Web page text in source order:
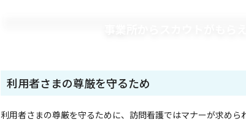
利用者さまの尊厳を守るため
利用者さまの尊厳を守るために、訪問看護ではマナーが求めら